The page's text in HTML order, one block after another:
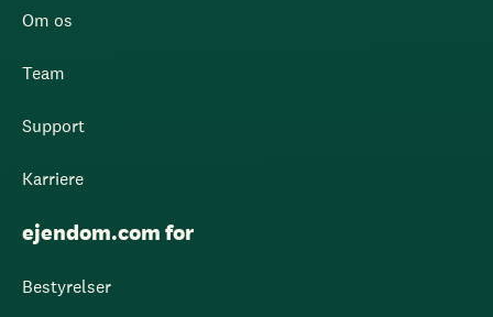
Om os
Team
Support
Karriere
ejendom.com for
Bestyrelser